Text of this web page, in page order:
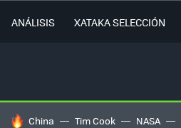
ANÁLISIS XATAKA SELECCIÓN
HOY SE HABLA DE
China Tim Cook NASA